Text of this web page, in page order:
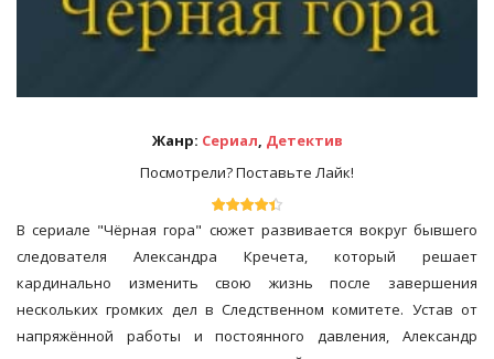
Жанр: Сериал, Детектив
Посмотрели? Поставьте Лайк!
В сериале "Чёрная гора" сюжет развивается вокруг бывшего
следователя Александра Кречета, который решает
кардинально изменить свою жизнь после завершения
нескольких громких дел в Следственном комитете. Устав от
напряжённой работы и постоянного давления, Александр